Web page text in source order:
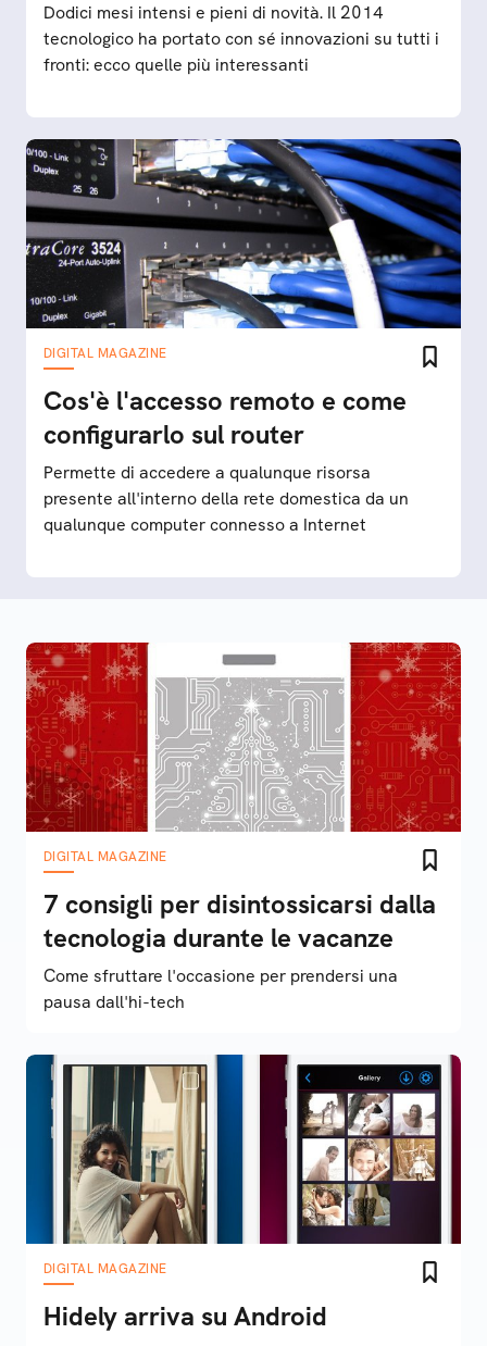
Dodici mesi intensi e pieni di novità. Il 2014
tecnologico ha portato con sé innovazioni su tutti i
fronti: ecco quelle più interessanti
DIGITAL MAGAZINE
Cos'è l'accesso remoto e come
configurarlo sul router
Permette di accedere a qualunque risorsa
presente all'interno della rete domestica da un
qualunque computer connesso a Internet
DIGITAL MAGAZINE
7 consigli per disintossicarsi dalla
tecnologia durante le vacanze
Come sfruttare l'occasione per prendersi una
pausa dall'hi-tech
DIGITAL MAGAZINE
Hidely arriva su Android